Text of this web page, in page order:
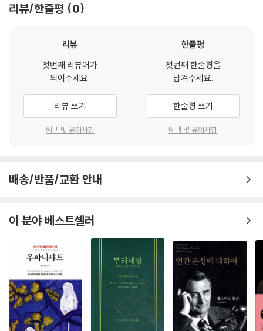
다. 자기 자신을 무가치한 존재로 치부하기 때문이다. 그런 경우 자신이 마
도 고통도 느끼지 못하는 것이다.
---「판단 외적 요인」중에서
·안정적이지 못한 이성적 숙고가 자신을 관철할 수 있도록 든든한 버팀목
역할을 해주는 것이 바로 장기간에 걸쳐 형성된 성격적 덕(?thik? aret?)
이다. 이성적으로 숙고하였을 뿐이어서 판단이 불확실하고 선택이 불안정
한 경우에도 성격으로 확고하게 틀이 잡힌 감정적 반응은 흔들림이 없기에
이지는 않을지라도 흡사 의사소통을 하는 것과 같은 관계를 맺고 있다. ---
·탐욕적이지 않은 사람에게 아파트는 주택이지 재테크수단이 아니다. 부동
가 발동하지 않는다. 부동산의 표상이 욕구능력을 움직이는 이유, 그러니
까 부동산의 표상이 쾌감을 주는 이유는 어디에 있는가. 탐욕스런 자의 욕
구능력(의 상태)에 있다. 그의 욕구능력이 문제의 표상을 쾌감을 주는 것
으로 받아들이기 때문이다. 탐욕(pleonexia)이란 다른 게 아니다. 끊임없
이 ‘더 많이’ 움켜쥐려는 (비뚤어진) 욕망의 다른 이름이다.
---「보론 쾌락과 고통: 생명보전과 그 너머의 좋음」중에서
성이 열정의 노예이며 노예일 수밖에 없다고 주장하였고, 헤겔은 철학사를
이루어진 적이 없다고 갈파하였다. 니체도 예외가 아니었다. 모든 열정은
립하는 것이 아니라 상보적이고 혼합되어 있음을 암시하였다.
감정에 관한 철학적 논의
20세기 초, 감정의 본성은 윌리엄 제임스와 존 듀이의 주요 철학적 관심사
은 ‘이모티비즘(정서주의, Emotivism)’이라는 윤리이론이 영미 철학계
서 중앙무대로 진출하게 되었다. 감정의 본성과 개념 구조, 감정의 합리성
과 훌륭한 삶에서의 감정의 지위에 관한 풍부한 논의가 이루어지게 된 것
이다. 한편 국내 철학계가 감정에 보다 주목하게 된 것은 1990년대에 들어
와서다. 사회철학, 몸과 심신문제에 대한 철학적 관심 등을 통해 감정문제
에 새롭게 눈을 뜨게 되었으며, 2000년대에 들어서는 고통, 치료, 배려,
상담 등의 맥락으로 감정 논의의 외연이 확장되었다.
현재 상황에서 아리스토텔레스의 감정론에 대한 연구는 크게 두 가지 측면
리뷰/한줄평 0
리뷰
첫번째 리뷰어가
되어주세요.
리뷰 쓰기
혜택 및 유의사항
한줄평
첫번째 한줄평을
남겨주세요.
한줄평 쓰기
혜택 및 유의사항
배송/반품/교환 안내
이 분야 베스트셀러